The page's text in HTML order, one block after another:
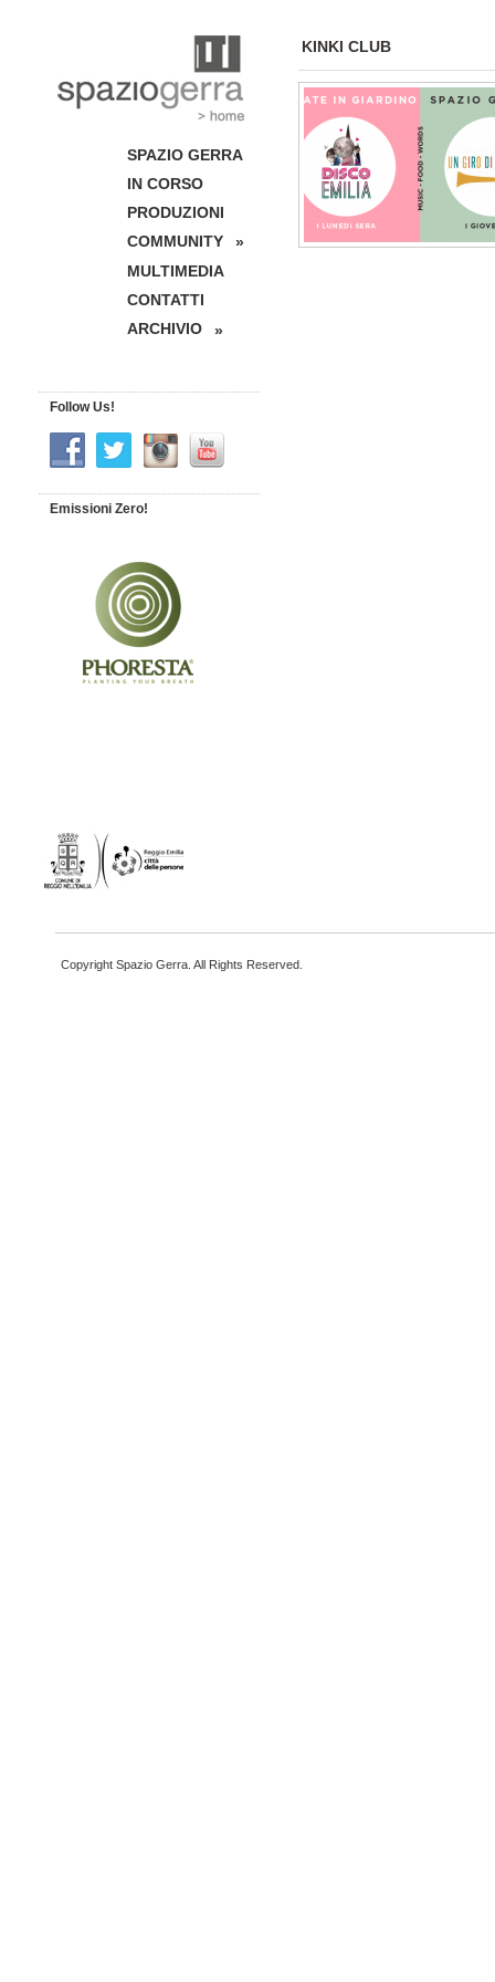
KINKI CLUB
SPAZIO GERRA
IN CORSO
PRODUZIONI
COMMUNITY
»
MULTIMEDIA
CONTATTI
ARCHIVIO
»
Follow Us!
Emissioni Zero!
Copyright Spazio Gerra. All Rights Reserved.